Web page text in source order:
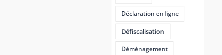
Déclaration en ligne
Défiscalisation
Déménagement